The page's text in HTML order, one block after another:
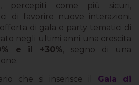
percepiti come più sicuri,
di favorire nuove interazioni.
di gala e party tematici di
negli ultimi anni una crescita
e il +30%, segno di una
che si inserisce il Gala di